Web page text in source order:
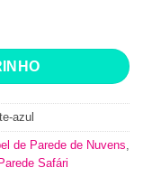
quantidade
azul
de Parede de Nuvens,
Safári